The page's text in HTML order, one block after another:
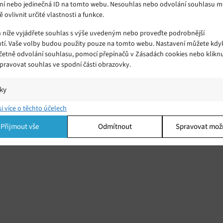
nebo jedinečná ID na tomto webu. Nesouhlas nebo odvolání souhlasu
ovlivnit určité vlastnosti a funkce.
vyjádřete souhlas s výše uvedeným nebo proveďte podrobnější
Vaše volby budou použity pouze na tomto webu. Nastavení můžete
odvolání souhlasu, pomocí přepínačů v Zásadách cookies nebo
souhlas ve spodní části obrazovky.
a/nebo přístup k informacím v zařízení, Porozumění publiku
kombinací údajů z různých zdrojů.
více o těchto účelech
Přijmout vše Odmítnout Spravovat